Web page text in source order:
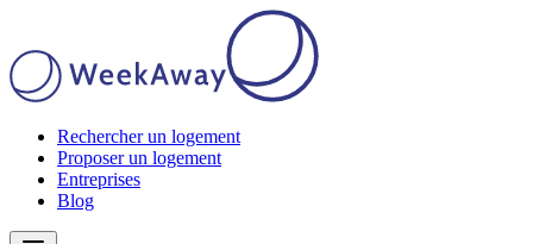
Rechercher un logement
Proposer un logement
Entreprises
Blog